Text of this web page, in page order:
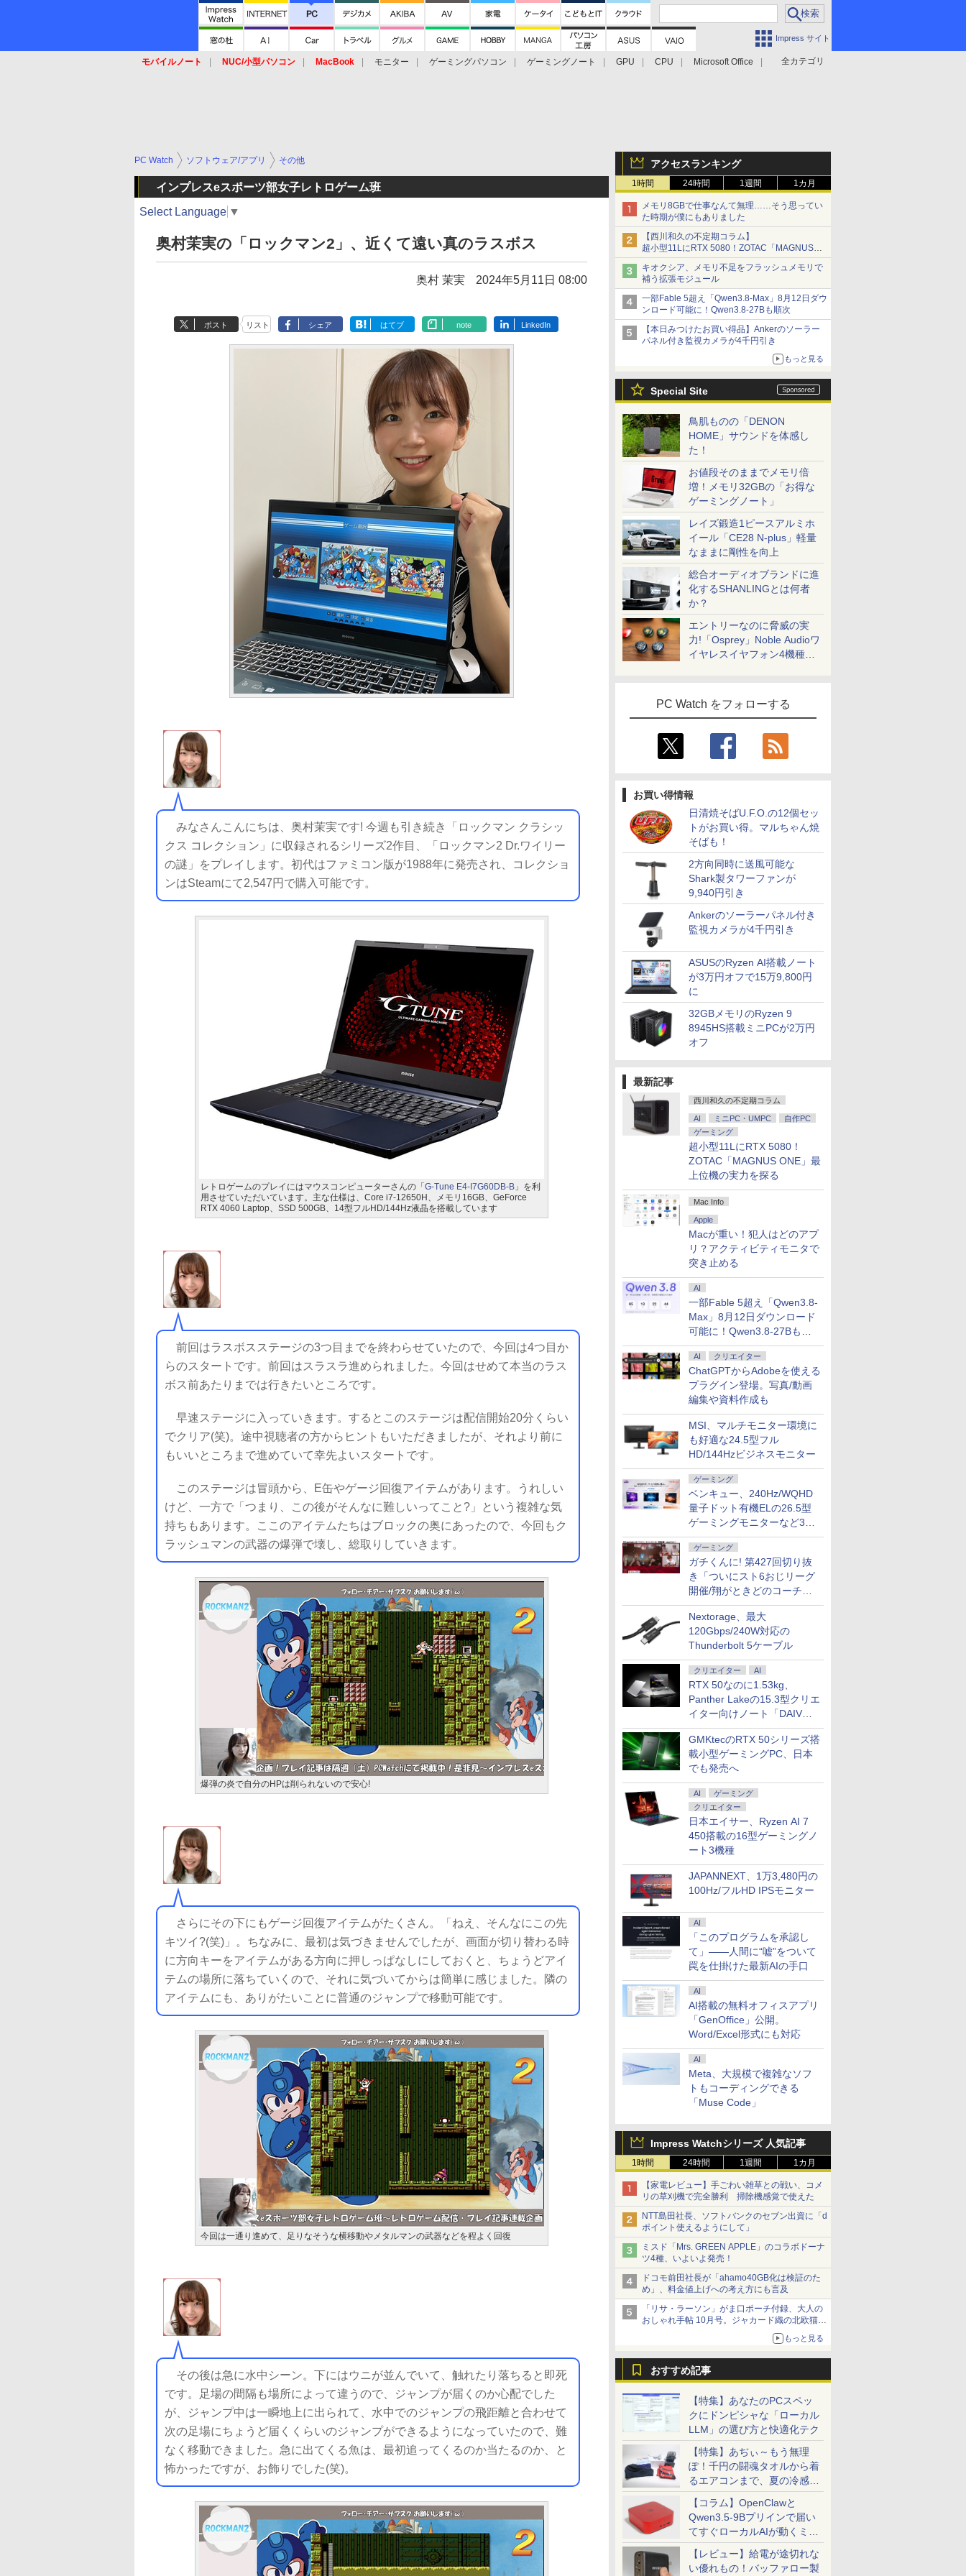
Impress サイト
全カテゴリ
モバイルノート NUC/小型パソコン MacBook モニター ゲーミングパソコン ゲーミングノート GPU CPU
Microsoft Office
アクセスランキング
1時間 24時間 1週間 1カ月
メモリ8GBで仕事なんて無理……そう思ってい
た時期が僕にもありました
【西川和久の不定期コラム】
超小型11LにRTX 5080！ZOTAC「MAGNUS
ONE」最上位機の実力を探る
キオクシア、メモリ不足をフラッシュメモリで
補う拡張モジュール
一部Fable 5超え「Qwen3.8-Max」8月12日ダウ
ンロード可能に！Qwen3.8-27Bも順次
【本日みつけたお買い得品】Ankerのソーラー
パネル付き監視カメラが4千円引き
もっと見る
Special Site
鳥肌ものの「DENON
HOME」サウンドを体感し
た！
お値段そのままでメモリ倍
増！メモリ32GBの「お得な
ゲーミングノート」
レイズ鍛造1ピースアルミホ
イール「CE28 N-plus」軽量
なままに剛性を向上
総合オーディオブランドに進
化するSHANLINGとは何者
か？
エントリーなのに脅威の実
力!「Osprey」Noble Audioワ
イヤレスイヤフォン4機種を
PC Watch をフォローする
お買い得情報
日清焼そばU.F.O.の12個セッ
トがお買い得。マルちゃん焼
そばも！
2方向同時に送風可能な
Shark製タワーファンが
9,940円引き
Ankerのソーラーパネル付き
監視カメラが4千円引き
ASUSのRyzen AI搭載ノート
が3万円オフで15万9,800円
に
32GBメモリのRyzen 9
8945HS搭載ミニPCが2万円
オフ
最新記事
西川和久の不定期コラム
AI ミニPC・UMPC
自作PC
ゲーミング
超小型11LにRTX 5080！
ZOTAC「MAGNUS ONE」最
上位機の実力を探る
Mac Info
Apple
Macが重い！犯人はどのアプ
リ？アクティビティモニタで
突き止める
AI
一部Fable 5超え「Qwen3.8-
Max」8月12日ダウンロード
可能に！Qwen3.8-27Bも順
次
AI クリエイター
ChatGPTからAdobeを使える
プラグイン登場。写真/動画
編集や資料作成も
MSI、マルチモニター環境に
も好適な24.5型フル
HD/144Hzビジネスモニター
ゲーミング
ベンキュー、240Hz/WQHD
量子ドット有機ELの26.5型
ゲーミングモニターなど3機
種
ゲーミング
ガチくんに! 第427回切り抜
き「ついにスト6おじリーグ
開催/翔がときどのコーチ就
任など」
Nextorage、最大
120Gbps/240W対応の
Thunderbolt 5ケーブル
クリエイター AI
RTX 50なのに1.53kg、
Panther Lakeの15.3型クリエ
イター向けノート「DAIV
Z5」
GMKtecのRTX 50シリーズ搭
載小型ゲーミングPC、日本
でも発売へ
AI
ゲーミング
クリエイター
日本エイサー、Ryzen AI 7
450搭載の16型ゲーミングノ
ート3機種
JAPANNEXT、1万3,480円の
100Hz/フルHD IPSモニター
AI
「このプログラムを承認し
て」――人間に“嘘”をついて
罠を仕掛けた最新AIの手口
AI
AI搭載の無料オフィスアプリ
「GenOffice」公開。
Word/Excel形式にも対応
AI
Meta、大規模で複雑なソフ
トもコーディングできる
「Muse Code」
Impress Watchシリーズ 人気記事
1時間 24時間 1週間 1カ月
【家電レビュー】手ごわい雑草との戦い、コメ
リの草刈機で完全勝利 掃除機感覚で使えた
NTT島田社長、ソフトバンクのセブン出資に「d
ポイント使えるようにして」
ミスド「Mrs. GREEN APPLE」のコラボドーナ
ツ4種、いよいよ発売！
ドコモ前田社長が「ahamo40GB化は検証のた
め」、料金値上げへの考え方にも言及
「リサ・ラーソン」がま口ポーチ付録、大人の
おしゃれ手帖 10月号。ジャカード織の北欧猫デ
もっと見る
おすすめ記事
【特集】あなたのPCスペッ
クにドンピシャな「ローカル
LLM」の選び方と快適化テク
【特集】あぢぃ～もう無理
ぽ！千円の闘魂タオルから着
るエアコンまで、夏の冷感グ
ッズ一挙紹介
【コラム】OpenClawと
Qwen3.5-9Bプリインで届い
てすぐローカルAIが動くミニ
PC「SER9 Pro」
【レビュー】給電が途切れな
い優れもの！バッファロー製
PC Watch ソフトウェア/アプリ その他
インプレスeスポーツ部女子レトロゲーム班
Select Language ▼
奥村茉実の「ロックマン2」、近くて遠い真のラスボス
奥村 茉実 2024年5月11日 08:00
ポスト リスト シェア はてブ note LinkedIn
みなさんこんにちは、奥村茉実です! 今週も引き続き「ロックマン クラシッ
クス コレクション」に収録されるシリーズ2作目、「ロックマン2 Dr.ワイリー
の謎」をプレイします。初代はファミコン版が1988年に発売され、コレクショ
ンはSteamにて2,547円で購入可能です。
レトロゲームのプレイにはマウスコンピューターさんの「 G-Tune E4-I7G60DB-B 」を利
用させていただいています。主な仕様は、Core i7-12650H、メモリ16GB、GeForce
RTX 4060 Laptop、SSD 500GB、14型フルHD/144Hz液晶を搭載しています
前回はラスボスステージの3つ目までを終わらせていたので、今回は4つ目か
らのスタートです。前回はスラスラ進められました。今回はせめて本当のラス
ボス前あたりまでは行きたいところです。
早速ステージに入っていきます。するとこのステージは配信開始20分くらい
でクリア(笑)。途中視聴者の方からヒントもいただきましたが、それより前に
もいいところまで進めていて幸先よいスタートです。
このステージは冒頭から、E缶やゲージ回復アイテムがあります。うれしい
けど、一方で「つまり、この後がそんなに難しいってこと?」という複雑な気
持ちもあります。ここのアイテムたちはブロックの奥にあったので、今回もク
ラッシュマンの武器の爆弾で壊し、総取りしていきます。
爆弾の炎で自分のHPは削られないので安心!
さらにその下にもゲージ回復アイテムがたくさん。「ねえ、そんなにこの先
キツイ?(笑)」。ちなみに、最初は気づきませんでしたが、画面が切り替わる時
に方向キーをアイテムがある方向に押しっぱなしにしておくと、ちょうどアイ
テムの場所に落ちていくので、それに気づいてからは簡単に感じました。隣の
アイテムにも、ありがたいことに普通のジャンプで移動可能です。
今回は一通り進めて、足りなそうな横移動やメタルマンの武器などを程よく回復
その後は急に水中シーン。下にはウニが並んでいて、触れたり落ちると即死
です。足場の間隔も場所によって違うので、ジャンプが届くのか心配でした
が、ジャンプ中は一瞬地上に出られて、水中でのジャンプの飛距離と合わせて
次の足場にちょうど届くくらいのジャンプができるようになっていたので、難
なく移動できました。急に出てくる魚は、最初追ってくるのか当たるのか、と
怖かったですが、お飾りでした(笑)。